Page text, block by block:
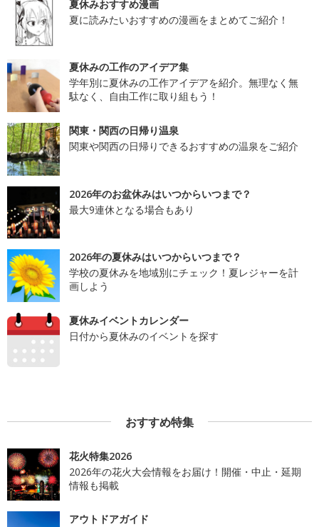
夏休みおすすめ漫画
夏に読みたいおすすめの漫画をまとめてご紹介！
夏休みの工作のアイデア集
学年別に夏休みの工作アイデアを紹介。無理なく無
駄なく、自由工作に取り組もう！
関東・関西の日帰り温泉
関東や関西の日帰りできるおすすめの温泉をご紹介
2026年のお盆休みはいつからいつまで？
最大9連休となる場合もあり
2026年の夏休みはいつからいつまで？
学校の夏休みを地域別にチェック！夏レジャーを計
画しよう
夏休みイベントカレンダー
日付から夏休みのイベントを探す
おすすめ特集
花火特集2026
2026年の花火大会情報をお届け！開催・中止・延期
情報も掲載
アウトドアガイド